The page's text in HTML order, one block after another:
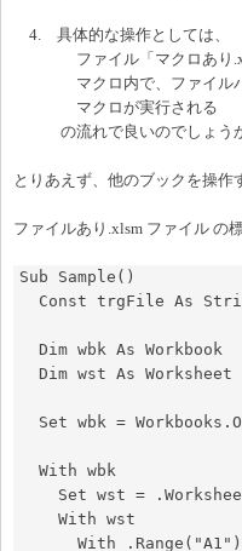
4. 具体的な操作としては、
ファイル「マクロあり
マクロ内で、ファイルパス
マクロが実行される
の流れで良いのでしょう
とりあえず、他のブックを操作
ファイルあり.xlsm ファイル の
Sub Sample()